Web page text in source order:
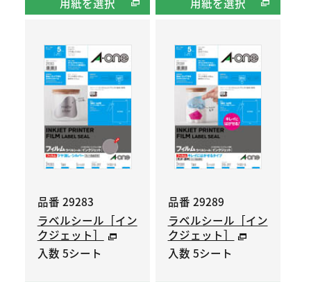
品番 29283
ラベルシール［イン
クジェット］
入数 5シート
品番 29289
ラベルシール［イン
クジェット］
入数 5シート